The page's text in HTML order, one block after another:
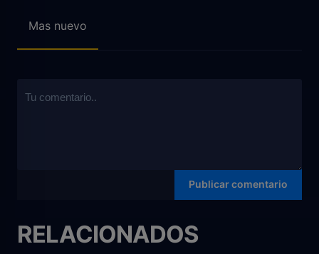
Mas nuevo
RELACIONADOS